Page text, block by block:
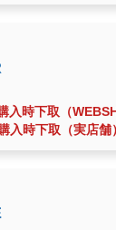
入時下取（
入時下取（実店舗）